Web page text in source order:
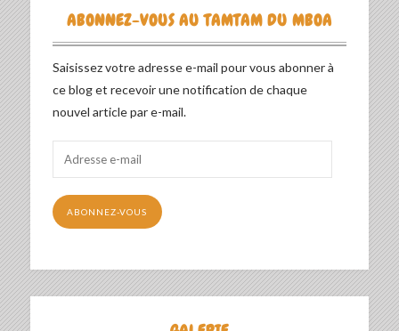
ABONNEZ-VOUS AU TAMTAM DU MBOA
Saisissez votre adresse e-mail pour vous abonner à
ce blog et recevoir une notification de chaque
nouvel article par e-mail.
mail
ABONNEZ-VOUS